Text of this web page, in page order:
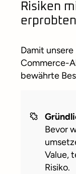
Risiken
Damit
Commerce-
bewährte
Bevor
Value,
Risiko.